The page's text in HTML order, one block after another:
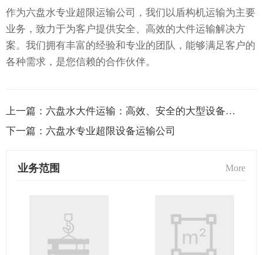
作为六盘水专业超限运输公司，我们以盾构机运输为主要
业务，致力于为客户提供安全、高效的大件运输解决方
案。我们拥有丰富的经验和专业的团队，能够满足客户的
各种需求，是您信赖的合作伙伴。
上一篇： 六盘水大件运输：高效、安全的大型设备运输
下一篇： 六盘水专业超限设备运输公司
业务范围 More